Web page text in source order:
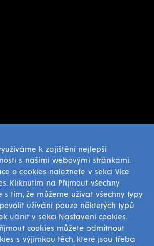
k zajištění nejlepší
s našimi webovými stránkami.
o cookies naleznete v sekci Více
Kliknutím na Přijmout všechny
s tím, že můžeme užívat všechny typy
užívání pouze některých typů
učinit v sekci Nastavení cookies.
cookies můžete odmítnout
s výjimkou těch, které jsou třeba